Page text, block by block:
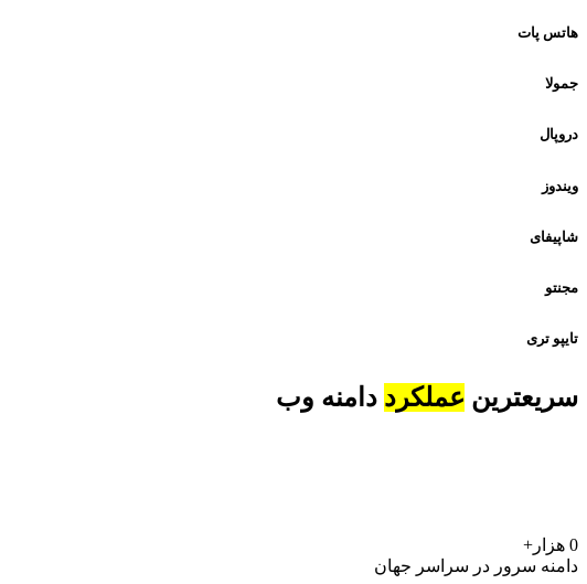
هاتس پات
جمولا
دروپال
ویندوز
شاپیفای
مجنتو
تایپو تری
سریعترین عملکرد دامنه وب
0 هزار+
دامنه سرور در سراسر جهان